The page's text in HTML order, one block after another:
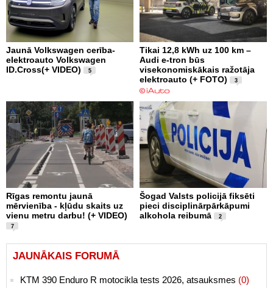
Jaunā Volkswagen cerība-
elektroauto Volkswagen
ID.Cross(+ VIDEO)
5
Tikai 12,8 kWh uz 100 km –
Audi e-tron būs
visekonomiskākais ražotāja
elektroauto (+ FOTO)
3
Rīgas remontu jaunā
mērvienība - kļūdu skaits uz
vienu metru darbu! (+ VIDEO)
7
Šogad Valsts policijā fiksēti
pieci disciplinārpārkāpumi
alkohola reibumā
2
JAUNĀKAIS FORUMĀ
KTM 390 Enduro R motocikla tests 2026, atsauksmes (0)